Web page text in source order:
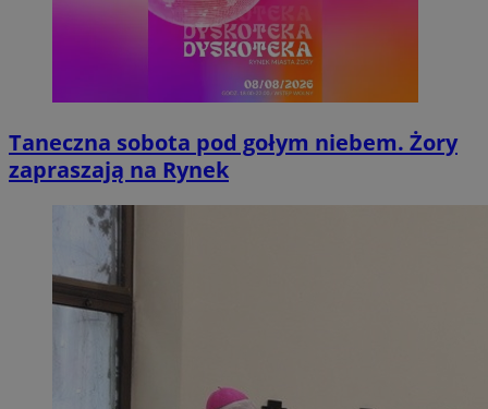
Taneczna sobota pod gołym niebem. Żory
zapraszają na Rynek